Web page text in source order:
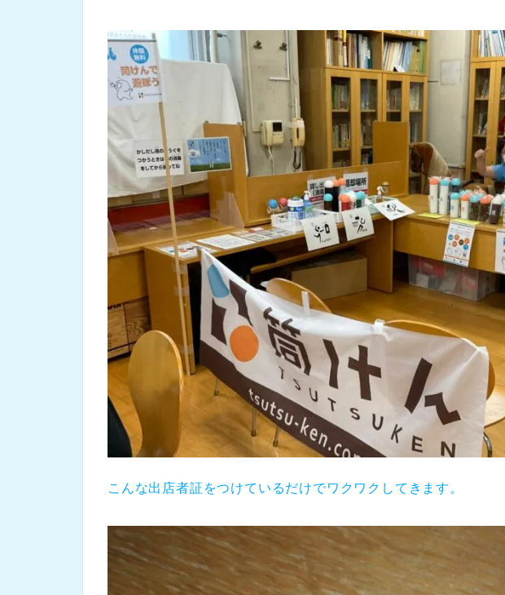
こんな出店者証をつけているだけでワクワクしてきます。